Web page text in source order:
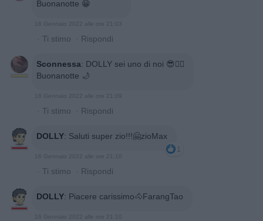
Buonanotte 😁
16 Gennaio 2022 alle ore 21:03
· Ti stimo · Rispondi
Sconnessa: DOLLY sei uno di noi 😎👍🏻
Buonanotte 🌙
16 Gennaio 2022 alle ore 21:09
· Ti stimo · Rispondi
DOLLY: Saluti super zio!!!🤗zioMax
1
16 Gennaio 2022 alle ore 21:10
· Ti stimo · Rispondi
DOLLY: Piacere carissimo🐴FarangTao
16 Gennaio 2022 alle ore 21:10